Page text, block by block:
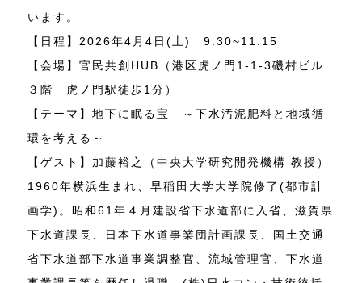
います。
【日程】2026年4月4日(土) 9:30~11:15
【会場】官民共創HUB（港区虎ノ門1-1-3磯村ビル
３階 虎ノ門駅徒歩1分）
【テーマ】地下に眠る宝 ～下水汚泥肥料と地域循
環を考える～
【ゲスト】加藤裕之（中央大学研究開発機構 教授）
1960年横浜生まれ、早稲田大学大学院修了(都市計
画学)。昭和61年４月建設省下水道部に入省、滋賀県
下水道課長、日本下水道事業団計画課長、国土交通
省下水道部下水道事業調整官、流域管理官、下水道